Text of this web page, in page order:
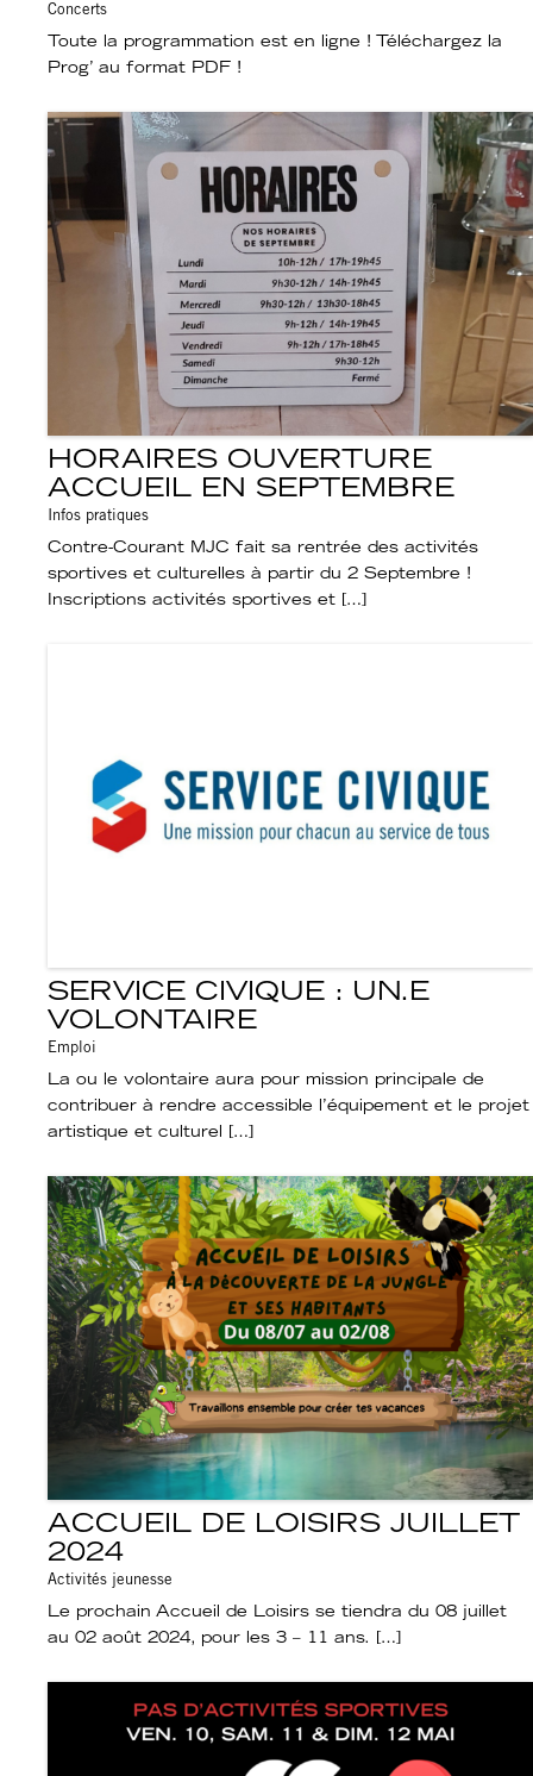
Concerts
Toute la programmation est en ligne ! Téléchargez la
Prog’ au format PDF !
HORAIRES OUVERTURE
ACCUEIL EN SEPTEMBRE
Infos pratiques
Contre-Courant MJC fait sa rentrée des activités
sportives et culturelles à partir du 2 Septembre !
Inscriptions activités sportives et […]
SERVICE CIVIQUE : UN.E
VOLONTAIRE
Emploi
La ou le volontaire aura pour mission principale de
contribuer à rendre accessible l’équipement et le projet
artistique et culturel […]
ACCUEIL DE LOISIRS JUILLET
2024
Activités jeunesse
Le prochain Accueil de Loisirs se tiendra du 08 juillet
au 02 août 2024, pour les 3 – 11 ans. […]